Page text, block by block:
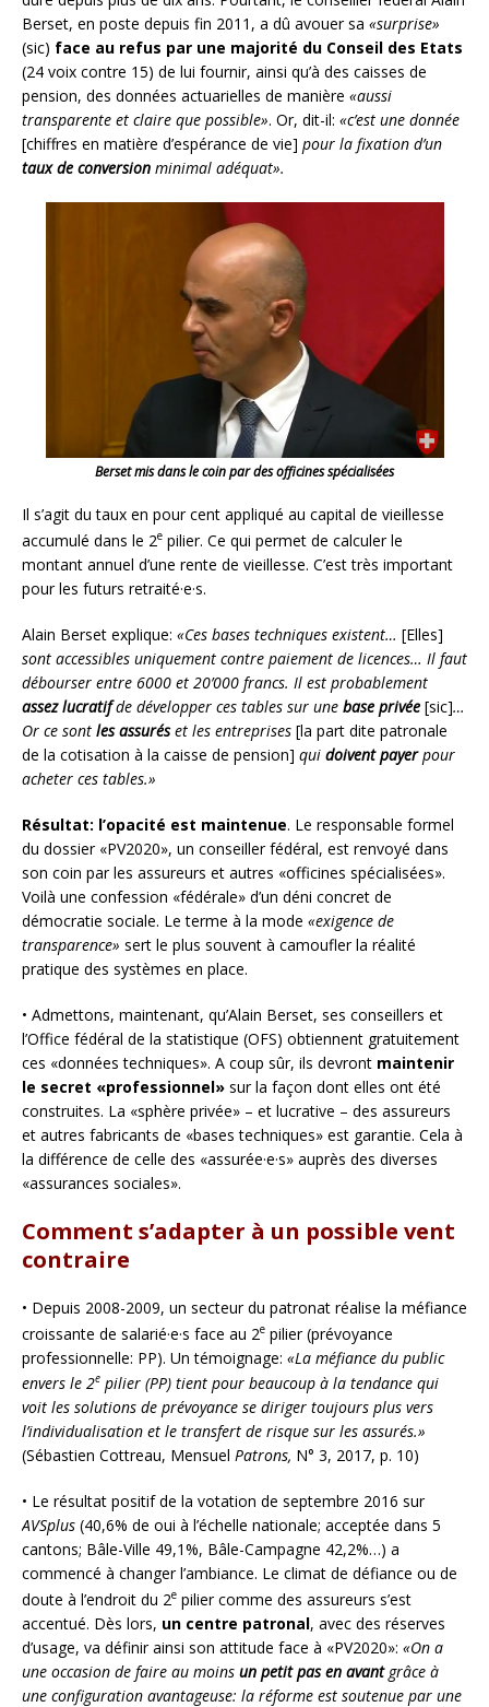
Berset, en poste depuis fin 2011, a dû avouer sa «surprise»
(sic) face au refus par une majorité du Conseil des Etats
(24 voix contre 15) de lui fournir, ainsi qu’à des caisses de
pension, des données actuarielles de manière «aussi
transparente et claire que possible». Or, dit-il: «c’est une donnée
[chiffres en matière d’espérance de vie] pour la fixation d’un
taux de conversion minimal adéquat».
Berset mis dans le coin par des officines spécialisées
Il s’agit du taux en pour cent appliqué au capital de vieillesse
accumulé dans le 2e pilier. Ce qui permet de calculer le
montant annuel d’une rente de vieillesse. C’est très important
pour les futurs retraité·e·s.
Alain Berset explique: «Ces bases techniques existent… [Elles]
sont accessibles uniquement contre paiement de licences… Il faut
débourser entre 6000 et 20’000 francs. Il est probablement
assez lucratifde développer ces tables sur une base privée [sic]…
Or ce sont les assuréset les entreprises [la part dite patronale
de la cotisation à la caisse de pension] qui doivent payerpour
acheter ces tables.»
Résultat: l’opacité est maintenue. Le responsable formel
du dossier «PV2020», un conseiller fédéral, est renvoyé dans
son coin par les assureurs et autres «officines spécialisées».
Voilà une confession «fédérale» d’un déni concret de
démocratie sociale. Le terme à la mode «exigence de
transparence» sert le plus souvent à camoufler la réalité
pratique des systèmes en place.
• Admettons, maintenant, qu’Alain Berset, ses conseillers et
l’Office fédéral de la statistique (OFS) obtiennent gratuitement
ces «données techniques». A coup sûr, ils devront maintenir
le secret «professionnel» sur la façon dont elles ont été
construites. La «sphère privée» – et lucrative – des assureurs
et autres fabricants de «bases techniques» est garantie. Cela à
la différence de celle des «assurée·e·s» auprès des diverses
«assurances sociales».
Comment s’adapter à un possible vent
contraire
• Depuis 2008-2009, un secteur du patronat réalise la méfiance
croissante de salarié·e·s face au 2e pilier (prévoyance
professionnelle: PP). Un témoignage: «La méfiance du public
envers le 2e pilier (PP) tient pour beaucoup à la tendance qui
voit les solutions de prévoyance se diriger toujours plus vers
l’individualisation et le transfert de risque sur les assurés.»
(Sébastien Cottreau, Mensuel Patrons, N° 3, 2017, p. 10)
• Le résultat positif de la votation de septembre 2016 sur
AVSplus (40,6% de oui à l’échelle nationale; acceptée dans 5
cantons; Bâle-Ville 49,1%, Bâle-Campagne 42,2%…) a
commencé à changer l’ambiance. Le climat de défiance ou de
doute à l’endroit du 2e pilier comme des assureurs s’est
accentué. Dès lors, un centre patronal, avec des réserves
d’usage, va définir ainsi son attitude face à «PV2020»: «On a
une occasion de faire au moins un petit pas en avantgrâce à
une configuration avantageuse: la réforme est soutenue par une